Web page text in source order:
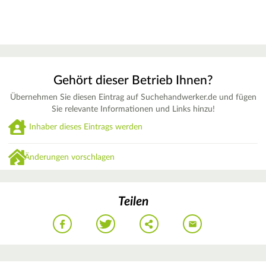
Gehört dieser Betrieb Ihnen?
Übernehmen Sie diesen Eintrag auf Suchehandwerker.de und fügen
Sie relevante Informationen und Links hinzu!
Inhaber dieses Eintrags werden
Änderungen vorschlagen
Teilen